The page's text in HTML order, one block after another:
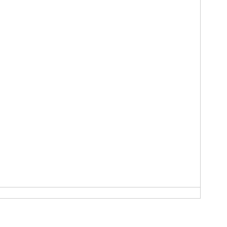
the most stressful conditions